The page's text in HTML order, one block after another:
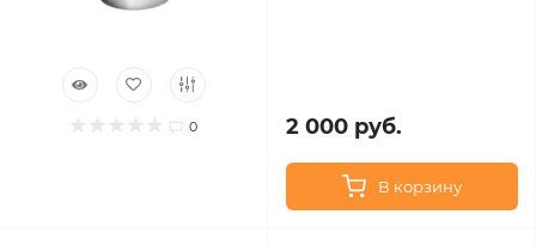
0 2 000 руб.
В корзину